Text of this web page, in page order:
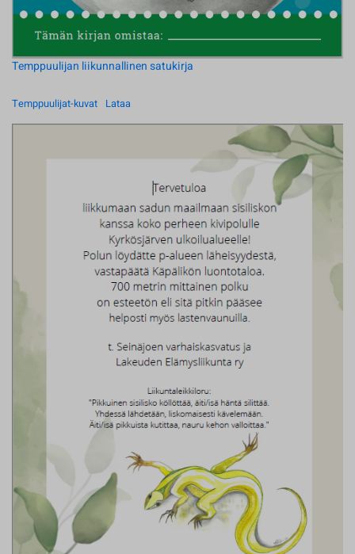
Temppuulijan liikunnallinen satukirja
Temppuulijat-kuvat Lataa